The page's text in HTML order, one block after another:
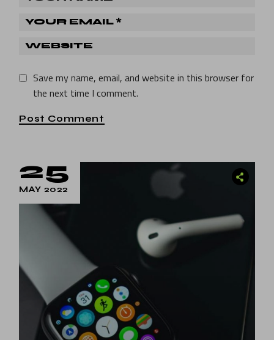
Save my name, email, and website in this browser for
the next time I comment.
Post Comment
25
MAY 2022